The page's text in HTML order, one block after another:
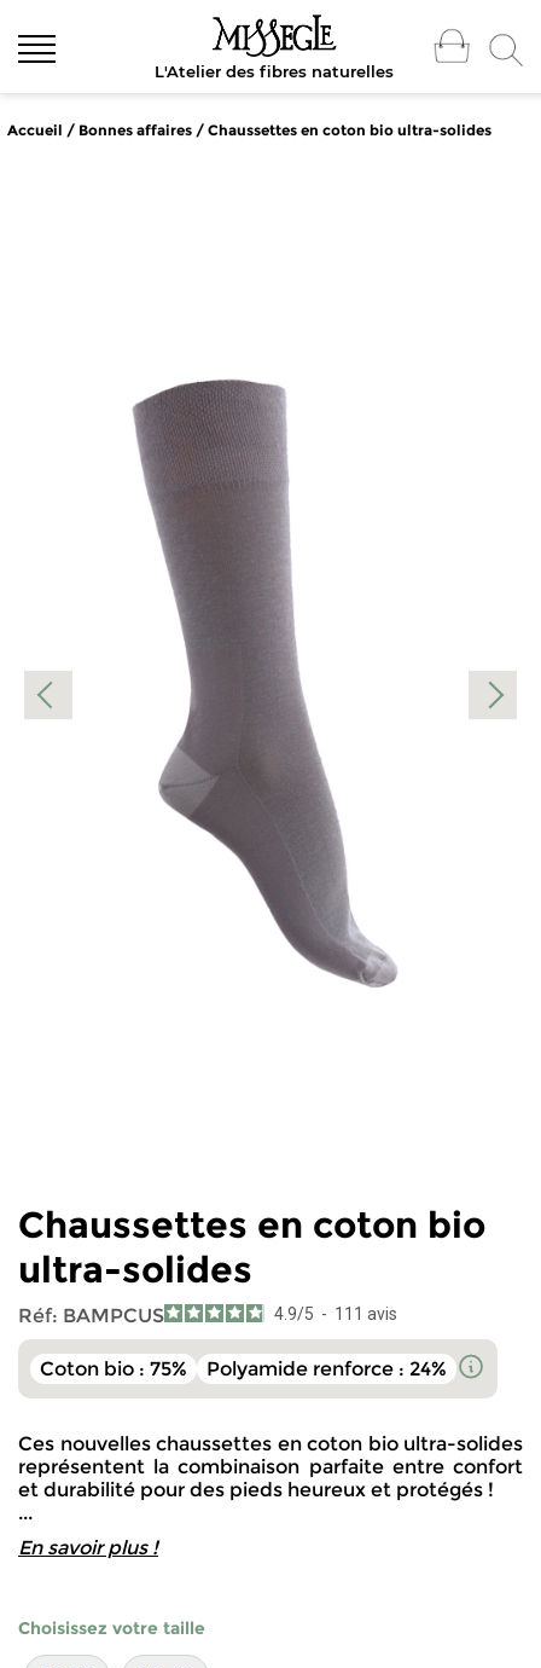
L'Atelier des fibres naturelles
Accueil / Bonnes affaires / Chaussettes en coton bio ultra-solides
Chaussettes en coton bio
ultra-solides
Réf: BAMPCUS 4.9/5 - 111 avis
Coton bio : 75% Polyamide renforce : 24%
Ces nouvelles chaussettes en coton bio ultra-solides
représentent la combinaison parfaite entre confort
et durabilité pour des pieds heureux et protégés !
...
En savoir plus !
Choisissez votre taille